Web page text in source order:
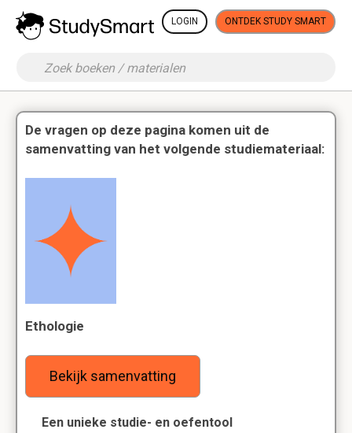
LOGIN ONTDEK STUDY SMART
De vragen op deze pagina komen uit de
samenvatting van het volgende studiemateriaal:
Ethologie
Bekijk samenvatting
Een unieke studie- en oefentool